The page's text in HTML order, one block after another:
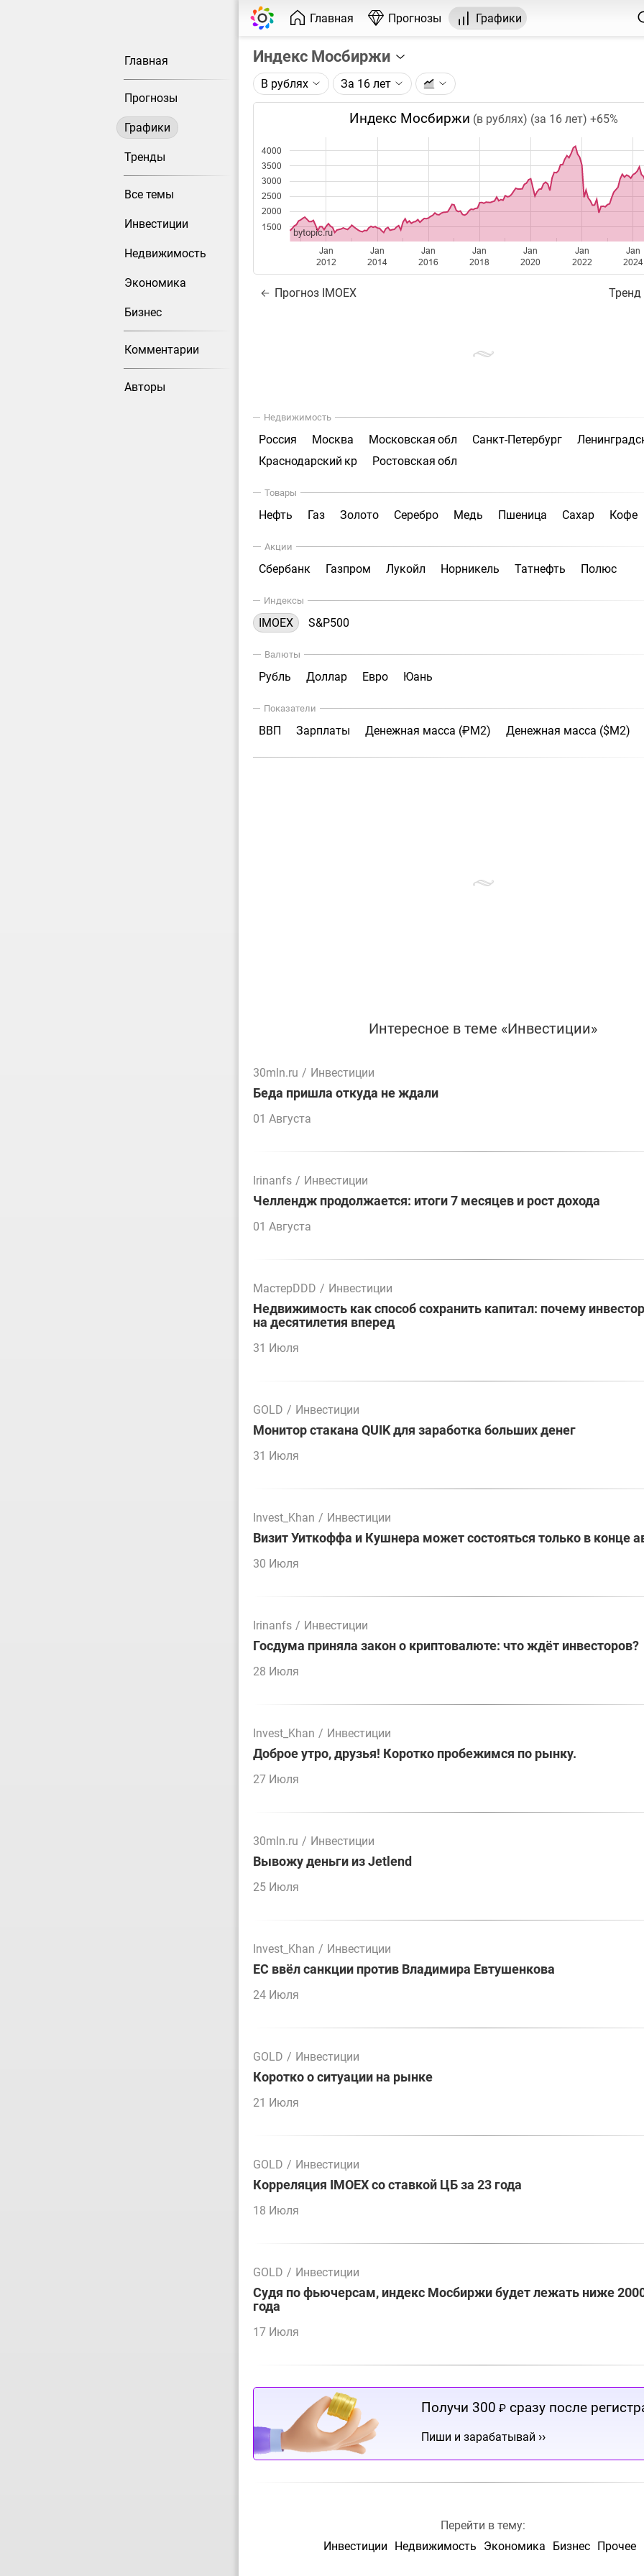
Главная Прогнозы Графики
Главная
Прогнозы
Графики
Тренды
Все темы
Инвестиции
Недвижимость
Экономика
Бизнес
Комментарии
Авторы
Индекс Мосбиржи
Описание графика:
Индекс Московской биржи (IMOEX) по данным Московской биржи.
Каждая точка на графике - цена закрытия дня, недели или месяца.
Оптимальный таймфрейм (день, неделя, месяц) подбирается
при изменении глубины графика.
Данные добавляются ежедневно.
В рублях За 16 лет
Индекс Мосбиржи (в рублях) (за 16 лет) +65%
Jan
2012
Jan
2014
Jan
2016
Jan
2018
Jan
2020
Jan
2022
Jan
2024
1500
2000
2500
3000
3500
4000
bytopic.ru
Прогноз IMOEX Тренд
Недвижимость
Россия Москва Московская обл Санкт-Петербург
Краснодарский кр
Ростовская обл
Товары
Нефть Газ Золото Серебро Медь Пшеница Сахар Кофе
Акции
Сбербанк Газпром Лукойл Норникель Татнефть Полюс
Индексы
IMOEX S&P500
Валюты
Рубль Доллар Евро Юань
Показатели
ВВП Зарплаты Денежная масса (₽М2) Денежная масса ($М2)
Интересное в теме «Инвестиции»
30mln.ru / Инвестиции
Беда пришла откуда не ждали
01 Августа
Irinanfs / Инвестиции
Челлендж продолжается: итоги 7 месяцев и рост дохода
01 Августа
МастерDDD / Инвестиции
Недвижимость как способ сохранить капитал: почему
на десятилетия вперед
31 Июля
GOLD / Инвестиции
Монитор стакана QUIK для заработка больших денег
31 Июля
Invest_Khan / Инвестиции
Визит Уиткоффа и Кушнера может состояться только в конце
30 Июля
Irinanfs / Инвестиции
Госдума приняла закон о криптовалюте: что ждёт инвесторов?
28 Июля
Invest_Khan / Инвестиции
Доброе утро, друзья! Коротко пробежимся по рынку.
27 Июля
30mln.ru / Инвестиции
Вывожу деньги из Jetlend
25 Июля
Invest_Khan / Инвестиции
ЕС ввёл санкции против Владимира Евтушенкова
24 Июля
GOLD / Инвестиции
Коротко о ситуации на рынке
21 Июля
GOLD / Инвестиции
Корреляция IMOEX со ставкой ЦБ за 23 года
18 Июля
GOLD / Инвестиции
Судя по фьючерсам, индекс Мосбиржи будет лежать ниже
года
17 Июля
Получи 300 ₽ сразу после
Пиши и зарабатывай ››
Перейти в тему:
Инвестиции
Недвижимость Экономика Бизнес Прочее